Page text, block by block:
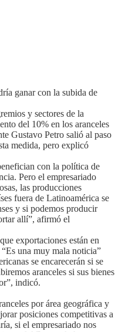
y sectores de la
del 10% en los aranceles
Gustavo Petro salió al paso
medida, pero explicó
con la política de
Pero el empresariado
las producciones
fuera de Latinoamérica se
y si podemos producir
allí”, afirmó el
exportaciones están en
una muy mala noticia”
se encarecerán si se
aranceles si sus bienes
indicó.
por área geográfica y
posiciones competitivas a
si el empresariado nos